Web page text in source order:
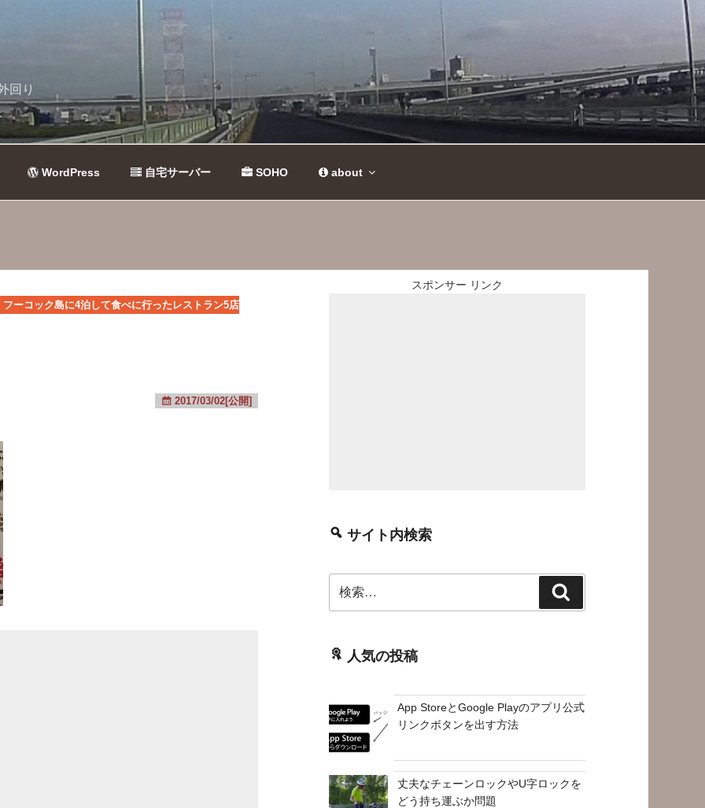
回り
WordPress 自宅サーバー SOHO about
フーコック島に4泊して食べに行ったレストラン5店
2017/03/02[公開]
スポンサー リンク
サイト内検索
索:
索
人気の投稿
App StoreとGoogle Playのアプリ公式
リンクボタンを出す方法
丈夫なチェーンロックやU字ロックを
どう持ち運ぶか問題